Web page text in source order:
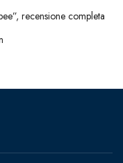
recensione completa